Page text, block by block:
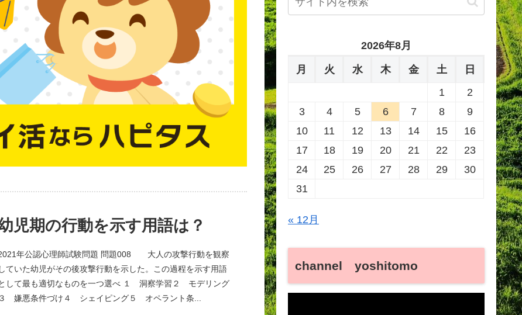
児期の行動を示す用語は？
年公認心理師試験問題 問題008 大人の攻撃行動を観察
していた幼児がその後攻撃行動を示した。この過程を示す用語
して最も適切なものを一つ選べ １ 洞察学習２ モデリング
３ 嫌悪条件づけ４ シェイピング５ オペラント条...
2026年8月
月 火 水 木 金 土
日
1
2
3
4 5 6 7 8
9
10
11 12 13 14 15
16
17
18 19 20 21 22
23
24
25 26 27 28 29
30
31
« 12月
channel yoshitomo